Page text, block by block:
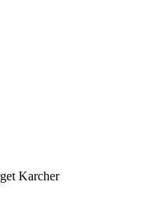
Karcher